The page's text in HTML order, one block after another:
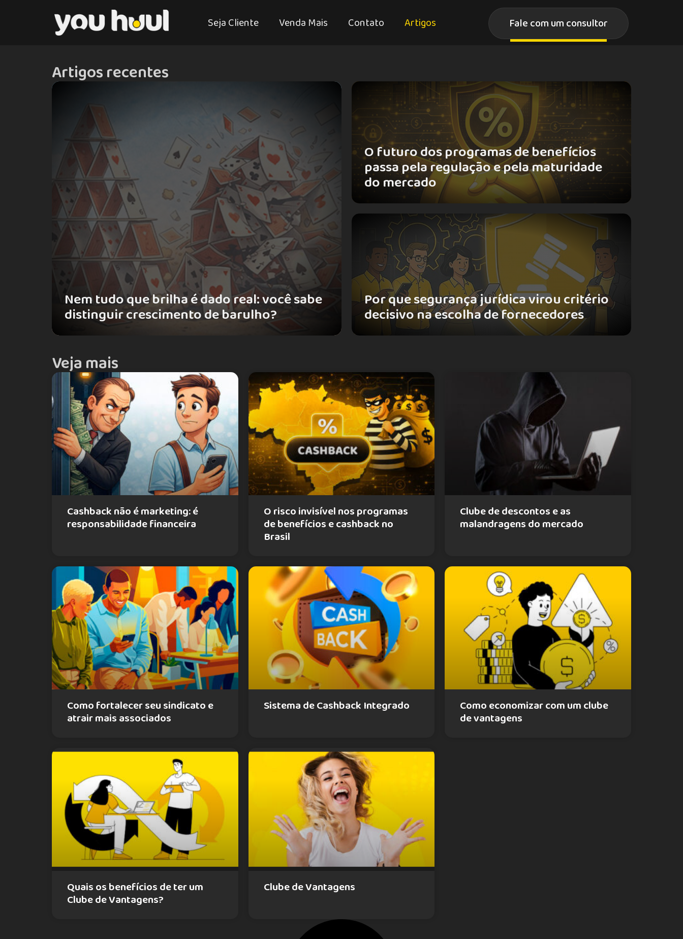
Seja Cliente Venda Mais Contato Artigos Fale com um consultor
Artigos recentes
Nem tudo que brilha é dado real: você sabe
distinguir crescimento de barulho?
O futuro dos programas de benefícios
passa pela regulação e pela maturidade
do mercado
Por que segurança jurídica virou critério
decisivo na escolha de fornecedores
Veja mais
Cashback não é marketing: é
responsabilidade financeira
O risco invisível nos programas
de benefícios e cashback no
Brasil
Clube de descontos e as
malandragens do mercado
Como fortalecer seu sindicato e
atrair mais associados
Sistema de Cashback Integrado Como economizar com um clube
de vantagens
Quais os benefícios de ter um
Clube de Vantagens?
Clube de Vantagens